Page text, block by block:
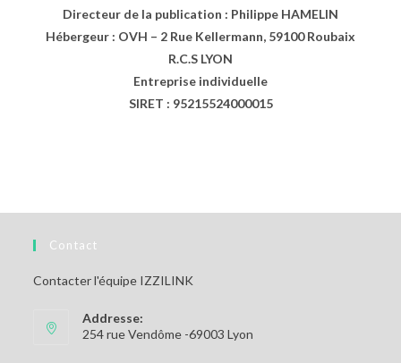
Directeur de la publication : Philippe HAMELIN
Hébergeur : OVH – 2 Rue Kellermann, 59100 Roubaix
R.C.S LYON
Entreprise individuelle
SIRET : 95215524000015
Contact
Contacter l'équipe IZZILINK
Addresse:
254 rue Vendôme -69003 Lyon